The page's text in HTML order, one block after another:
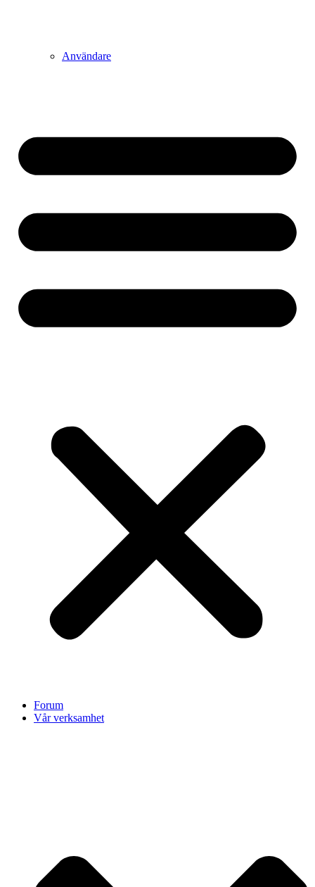
Användare
Forum
Vår verksamhet